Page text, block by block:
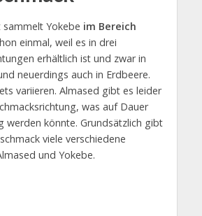
sammelt Yokebe im Bereich
einmal, weil es in drei
erhältlich ist und zwar in
neuerdings auch in Erdbeere.
variieren. Almased gibt es leider
was auf Dauer
werden könnte. Grundsätzlich gibt
viele verschiedene
und Yokebe.